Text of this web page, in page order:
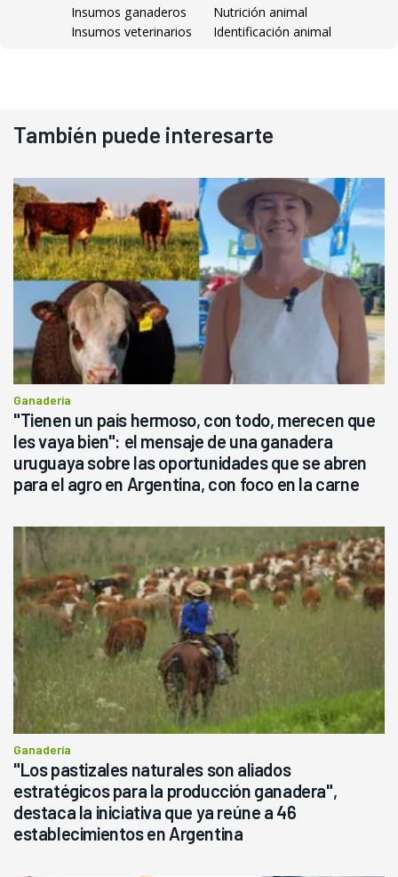
Insumos ganaderos
Nutrición animal
Insumos veterinarios
Identificación animal
También puede interesarte
Ganadería
"Tienen un país hermoso, con todo, merecen que
les vaya bien": el mensaje de una ganadera
uruguaya sobre las oportunidades que se abren
para el agro en Argentina, con foco en la carne
Ganadería
"Los pastizales naturales son aliados
estratégicos para la producción ganadera",
destaca la iniciativa que ya reúne a 46
establecimientos en Argentina